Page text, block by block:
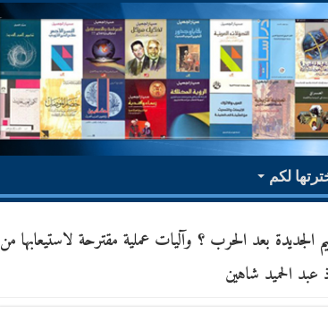
لكم
الجديدة بعد الحرب ؟ وآليات عملية مقترحة لاستيعابها من
الحميد شاهين